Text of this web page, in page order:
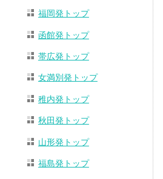
福岡発トップ
函館発トップ
帯広発トップ
女満別発トップ
稚内発トップ
秋田発トップ
山形発トップ
福島発トップ